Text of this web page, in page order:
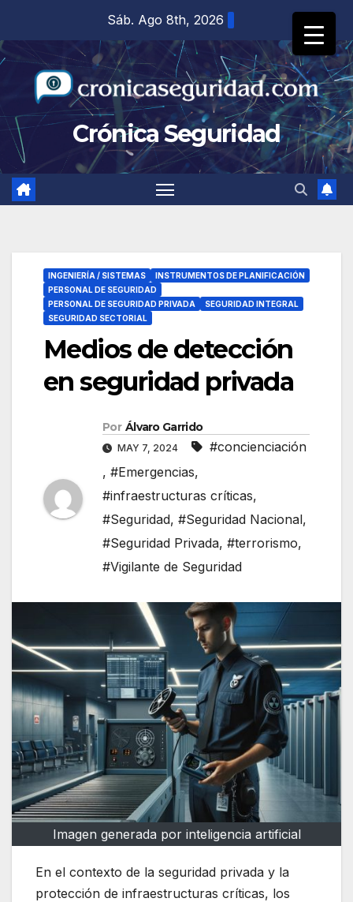
contenido
Sáb. Ago 8th, 2026
Crónica Seguridad
INGENIERÍA / SISTEMAS
INSTRUMENTOS DE PLANIFICACIÓN
PERSONAL DE SEGURIDAD
PERSONAL DE SEGURIDAD PRIVADA
SEGURIDAD INTEGRAL
SEGURIDAD SECTORIAL
Medios de detección
en seguridad privada
Por Álvaro Garrido
MAY 7, 2024
#concienciación
, #Emergencias,
#infraestructuras críticas,
#Seguridad, #Seguridad Nacional,
#Seguridad Privada, #terrorismo,
#Vigilante de Seguridad
Imagen generada por inteligencia artificial
En el contexto de la seguridad privada y la
protección de infraestructuras críticas, los